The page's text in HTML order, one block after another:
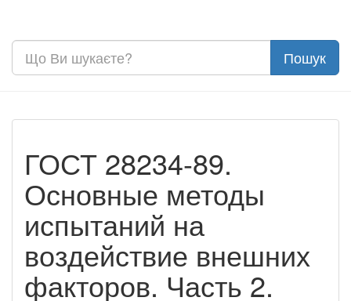
ГОСТ 28234-89.
Основные методы
испытаний на
воздействие внешних
факторов. Часть 2.